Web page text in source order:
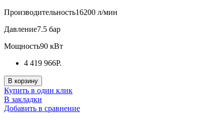
Производительность16200 л/мин
Давление7.5 бар
Мощность90 кВт
4 419 966Р.
В корзину
Купить в один клик
В закладки
Добавить в сравнение